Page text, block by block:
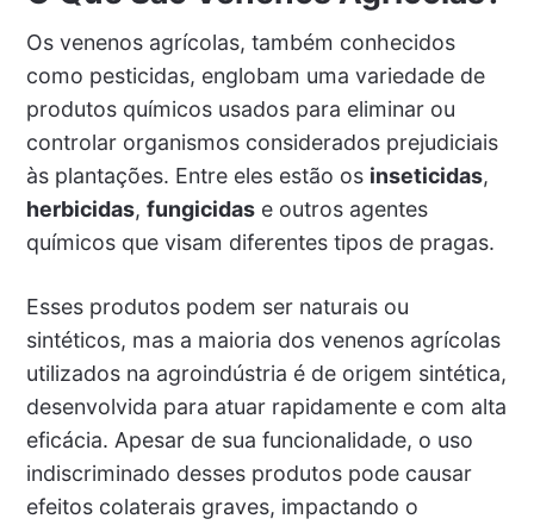
Os venenos agrícolas, também conhecidos
como pesticidas, englobam uma variedade de
produtos químicos usados para eliminar ou
controlar organismos considerados prejudiciais
às plantações. Entre eles estão os inseticidas,
herbicidas, fungicidase outros agentes
químicos que visam diferentes tipos de pragas.
Esses produtos podem ser naturais ou
sintéticos, mas a maioria dos venenos agrícolas
utilizados na agroindústria é de origem sintética,
desenvolvida para atuar rapidamente e com alta
eficácia. Apesar de sua funcionalidade, o uso
indiscriminado desses produtos pode causar
efeitos colaterais graves, impactando o